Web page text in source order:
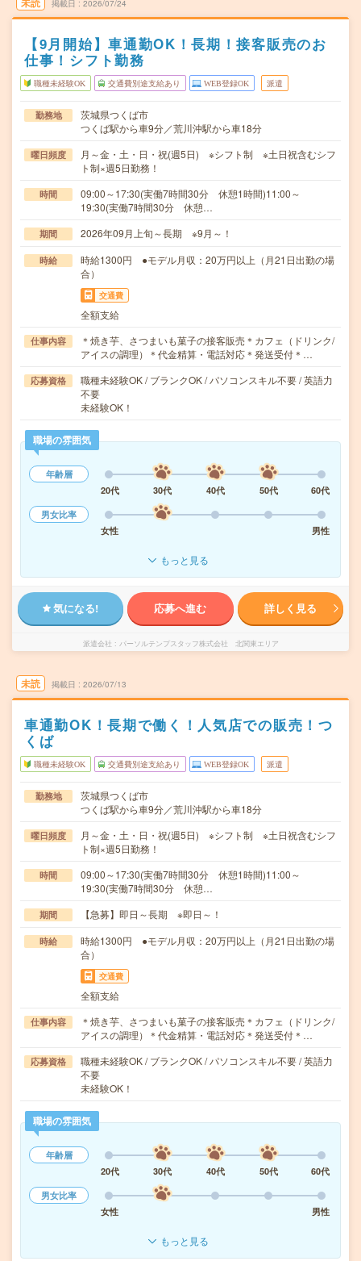
掲載日 2026/07/24
【9月開始】車通勤OK！長期！接客販売のお
仕事！シフト勤務
職種未経験OK 交通費別途支給あり WEB登録OK 派遣
勤務地
茨城県つくば市
つくば駅から車9分／荒川沖駅から車18分
曜日頻度
月～金・土・日・祝(週5日) ※シフト制 ※土日祝含むシフ
ト制×週5日勤務！
時間
09:00～17:30(実働7時間30分 休憩1時間)11:00～
19:30(実働7時間30分 休憩…
期間 2026年09月上旬～長期 ※9月～！
時給
時給1300円 ●モデル月収：20万円以上（月21日出勤の場
合）
交通費
全額支給
仕事内容
＊焼き芋、さつまいも菓子の接客販売＊カフェ（ドリンク/
アイスの調理）＊代金精算・電話対応＊発送受付＊…
応募資格
職種未経験OK / ブランクOK / パソコンスキル不要 / 英語力
不要
未経験OK！
職場の雰囲気
年齢層
20代
30代 40代 50代
60代
男女比率
女性
男性
もっと見る
気になる! 応募へ進む 詳しく見る
派遣会社 パーソルテンプスタッフ株式会社 北関東エリア
未読 掲載日 2026/07/13
車通勤OK！長期で働く！人気店での販売！つ
くば
職種未経験OK 交通費別途支給あり WEB登録OK 派遣
勤務地
茨城県つくば市
つくば駅から車9分／荒川沖駅から車18分
曜日頻度
月～金・土・日・祝(週5日) ※シフト制 ※土日祝含むシフ
ト制×週5日勤務！
時間
09:00～17:30(実働7時間30分 休憩1時間)11:00～
19:30(実働7時間30分 休憩…
期間 【急募】即日～長期 ※即日～！
時給
時給1300円 ●モデル月収：20万円以上（月21日出勤の場
合）
交通費
全額支給
仕事内容
＊焼き芋、さつまいも菓子の接客販売＊カフェ（ドリンク/
アイスの調理）＊代金精算・電話対応＊発送受付＊…
応募資格
職種未経験OK / ブランクOK / パソコンスキル不要 / 英語力
不要
未経験OK！
職場の雰囲気
年齢層
20代
30代 40代 50代
60代
男女比率
女性
男性
もっと見る